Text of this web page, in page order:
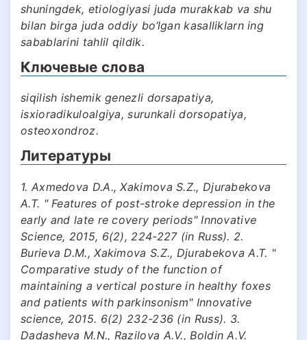
shuningdek, etiologiyasi juda murakkab va shu
bilan birga juda oddiy bo‘lgan kasalliklarn ing
sabablarini tahlil qildik.
Ключевые слова
siqilish ishemik genezli dorsapatiya,
isxioradikuloalgiya, surunkali dorsopatiya,
osteoxondroz.
Литературы
1. Axmedova D.A., Xakimova S.Z., Djurabekova
A.T. " Features of post-stroke depression in the
early and late re covery periods" Innovative
Science, 2015, 6(2), 224-227 (in Russ). 2.
Burieva D.M., Xakimova S.Z., Djurabekova A.T. "
Comparative study of the function of
maintaining a vertical posture in healthy foxes
and patients with parkinsonism" Innovative
science, 2015. 6(2) 232-236 (in Russ). 3.
Dadasheva M.N., Razilova A.V., Boldin A.V.